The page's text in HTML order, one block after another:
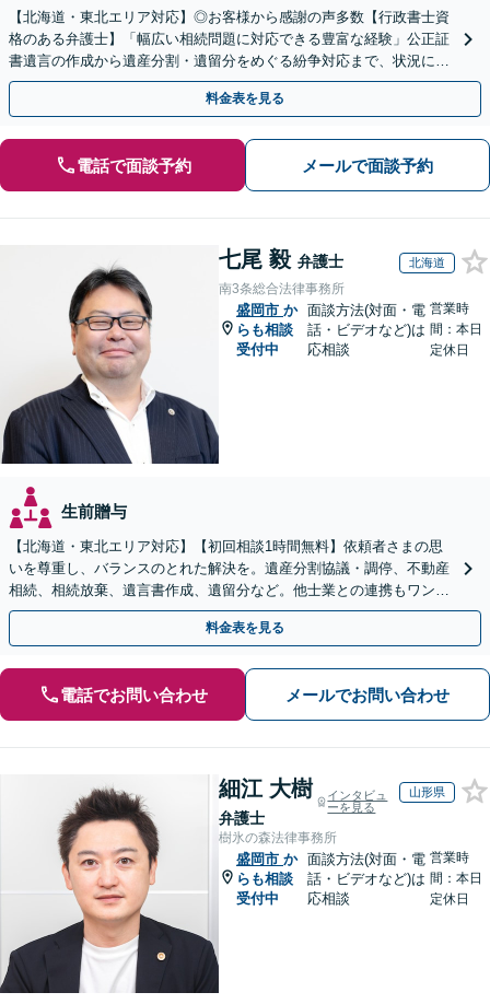
【北海道・東北エリア対応】◎お客様から感謝の声多数【行政書士資
格のある弁護士】「幅広い相続問題に対応できる豊富な経験」公正証
書遺言の作成から遺産分割・遺留分をめぐる紛争対応まで、状況に応
じた最適な方法をご提案します【夜間相談可】
料金表を見る
電話で面談予約 メールで面談予約
七尾 毅 弁護士 北海道
南3条総合法律事務所
盛岡市 か
らも相談
受付中
面談方法(対面・電
話・ビデオなど)は
応相談
営業時
間：本日
定休日
生前贈与
【北海道・東北エリア対応】【初回相談1時間無料】依頼者さまの思
いを尊重し、バランスのとれた解決を。遺産分割協議・調停、不動産
相続、相続放棄、遺言書作成、遺留分など。他士業との連携もワンス
トップで対応します【休日・夜間面談OK】
料金表を見る
電話でお問い合わせ メールでお問い合わせ
細江 大樹
弁護士
インタビュ
ーを見る
山形県
樹氷の森法律事務所
盛岡市 か
らも相談
受付中
面談方法(対面・電
話・ビデオなど)は
応相談
営業時
間：本日
定休日